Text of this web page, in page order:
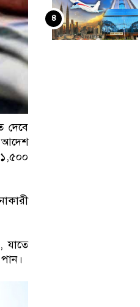
দেবে
আদেশ
১,৫০০
যাতে
৪